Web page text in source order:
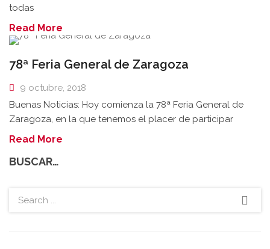
todas
Read More
78ª Feria General de Zaragoza
9 octubre, 2018
Buenas Noticias: Hoy comienza la 78ª Feria General de
Zaragoza, en la que tenemos el placer de participar
Read More
BUSCAR…